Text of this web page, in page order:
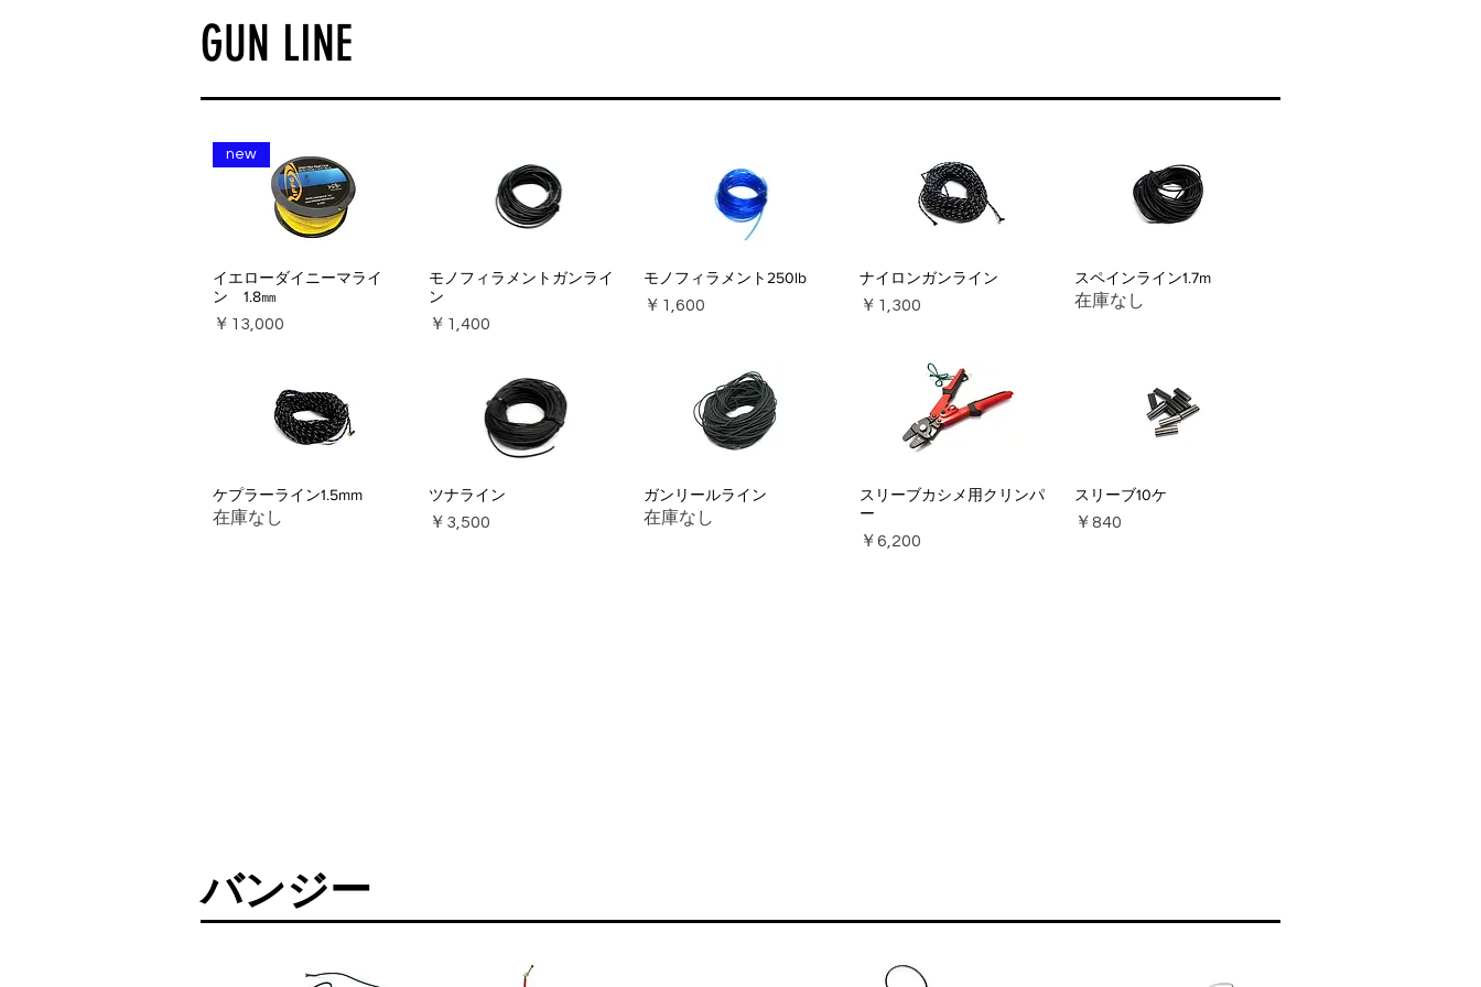
GUN LINE
new
イエローダイニーマライ
ン 1.8㎜
価格
￥13,000
モノフィラメントガンライ
ン
価格
￥1,400
モノフィラメント250lb
価格
￥1,600
ナイロンガンライン
価格
￥1,300
スペインライン1.7m
在庫なし
ケプラーライン1.5mm
在庫なし
ツナライン
価格
￥3,500
ガンリールライン
在庫なし
スリーブカシメ用クリンパ
ー
価格
￥6,200
スリーブ10ケ
価格
￥840
バンジー